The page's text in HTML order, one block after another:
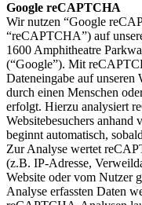
Google reCAPTCHA
Wir nutzen “Google
“reCAPTCHA”) auf
1600 Amphitheatre
(“Google”). Mit
Dateneingabe auf
durch einen Menschen
erfolgt. Hierzu analysiert
Websitebesuchers anhand
beginnt automatisch,
Zur Analyse wertet
(z.B. IP-Adresse,
Website oder vom Nutzer
Analyse erfassten Daten